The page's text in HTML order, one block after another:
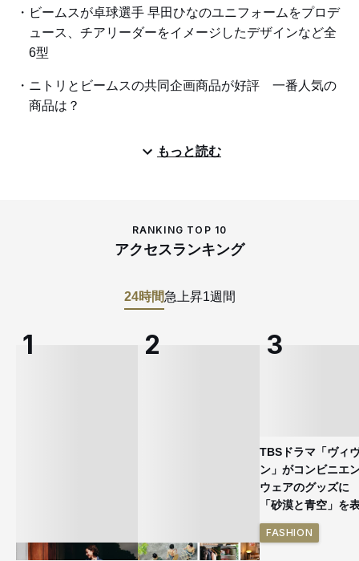
ビームスが卓球選手 早田ひなのユニフォームをプロデ
ュース、チアリーダーをイメージしたデザインなど全
6型
ニトリとビームスの共同企画商品が好評 一番人気の
商品は？
もっと読む
RANKING TOP 10
アクセスランキング
24時間急上昇1週間
TBSドラマ「ヴィ
ン」がコンビニエ
ウェアのグッズ
「砂漠と青空」を
FASHION